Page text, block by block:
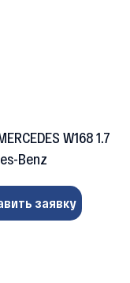
W168 1.7
Benz
заявку